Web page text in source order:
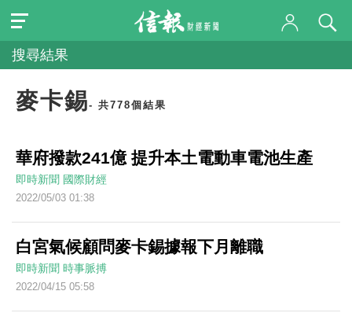
搜尋結果
麥卡錫- 共778個結果
華府撥款241億 提升本土電動車電池生產
即時新聞 國際財經
2022/05/03 01:38
白宮氣候顧問麥卡錫據報下月離職
即時新聞 時事脈搏
2022/04/15 05:58